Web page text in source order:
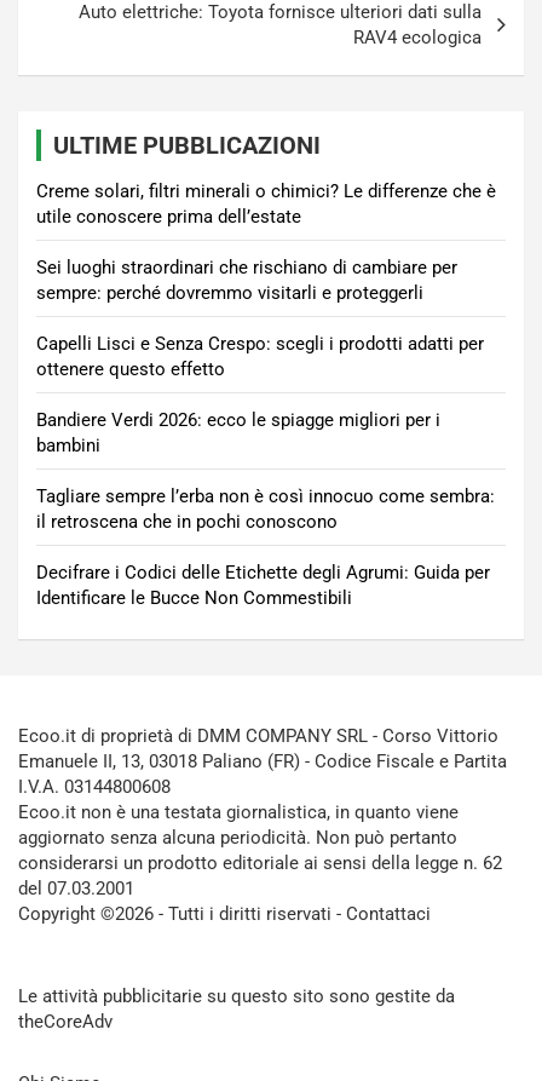
Auto elettriche: Toyota fornisce ulteriori dati sulla
RAV4 ecologica
ULTIME PUBBLICAZIONI
Creme solari, filtri minerali o chimici? Le differenze che è
utile conoscere prima dell’estate
Sei luoghi straordinari che rischiano di cambiare per
sempre: perché dovremmo visitarli e proteggerli
Capelli Lisci e Senza Crespo: scegli i prodotti adatti per
ottenere questo effetto
Bandiere Verdi 2026: ecco le spiagge migliori per i
bambini
Tagliare sempre l’erba non è così innocuo come sembra:
il retroscena che in pochi conoscono
Decifrare i Codici delle Etichette degli Agrumi: Guida per
Identificare le Bucce Non Commestibili
Ecoo.it di proprietà di DMM COMPANY SRL - Corso Vittorio
Emanuele II, 13, 03018 Paliano (FR) - Codice Fiscale e Partita
I.V.A. 03144800608
Ecoo.it non è una testata giornalistica, in quanto viene
aggiornato senza alcuna periodicità. Non può pertanto
considerarsi un prodotto editoriale ai sensi della legge n. 62
del 07.03.2001
Copyright ©2026 - Tutti i diritti riservati - Contattaci
Le attività pubblicitarie su questo sito sono gestite da
theCoreAdv